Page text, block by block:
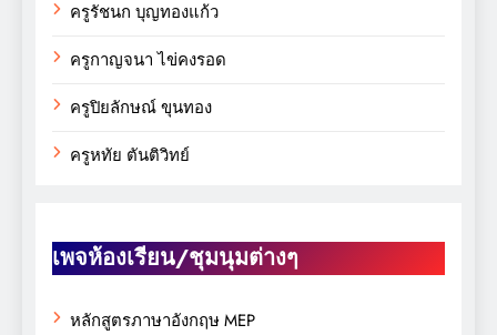
ครูรัชนก บุญทองแก้ว
ครูกาญจนา ไข่คงรอด
ครูปิยลักษณ์ ขุนทอง
ครูหทัย ตันติวิทย์
เพจห้องเรียน/ชุมนุมต่างๆ
หลักสูตรภาษาอังกฤษ MEP